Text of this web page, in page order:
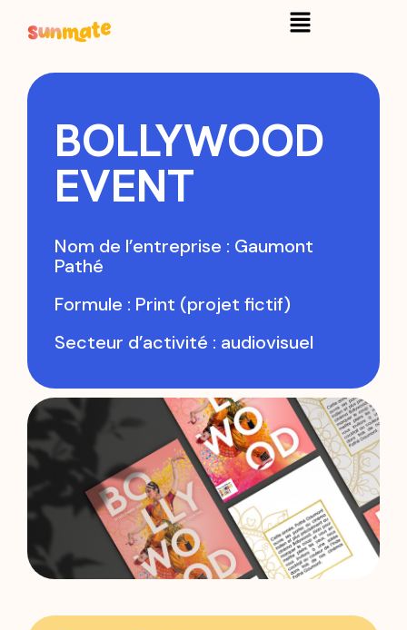
BOLLYWOOD
EVENT
Nom de l’entreprise : Gaumont
Pathé
Formule : Print (projet fictif)
Secteur d’activité : audiovisuel